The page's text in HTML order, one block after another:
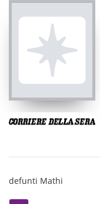
defunti Mathi